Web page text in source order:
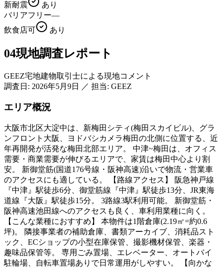
新耐震
あり
バリアフリー—
飲食店可
あり
04現地調査レポート
GEEZ宅地建物取引士による現地コメント
調査日: 2026年5月9日 ／ 担当: GEEZ
エリア概況
大阪市北区大淀中は、新梅田シティ(梅田スカイビル)、グラ
ンフロント大阪、ヨドバシカメラ梅田の北側に位置する、近
年再開発が活発な梅田北部エリア。 中津~梅田は、オフィス
需要・商業需要が伸びるエリアで、家賃は梅田中心より割
安。 新御堂筋(国道176号線・阪神高速)沿いで物流・営業車
のアクセスにも適している。 【路線アクセス】 阪急神戸線
『中津』駅徒歩6分、御堂筋線『中津』駅徒歩13分、JR東海
道線『大阪』駅徒歩15分。 3路線3駅利用可能。 新御堂筋・
阪神高速池田線へのアクセスも良く、車利用業種に向く。
【こんな業種におすすめ】 本物件は1階倉庫(2.19㎡=約0.6
坪)。 隣接事業者の補助倉庫、書類アーカイブ、消耗品スト
ック、ECショップの小型在庫保管、撮影機材保管、楽器・
趣味品保管等。 専用ごみ置場、エレベーター、オートバイ
駐輪場、自転車置場ありで日常運用がしやすい。 【向かな